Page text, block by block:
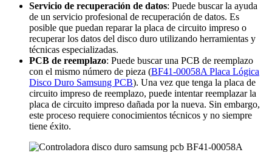
Servicio de recuperación de datos: Puede buscar la ayuda
de un servicio profesional de recuperación de datos. Es
posible que puedan reparar la placa de circuito impreso o
recuperar los datos del disco duro utilizando herramientas y
técnicas especializadas.
PCB de reemplazo: Puede buscar una PCB de reemplazo
con el mismo número de pieza (BF41-00058A Placa Lógica
Disco Duro Samsung PCB). Una vez que tenga la placa de
circuito impreso de reemplazo, puede intentar reemplazar la
placa de circuito impreso dañada por la nueva. Sin embargo,
este proceso requiere conocimientos técnicos y no siempre
tiene éxito.